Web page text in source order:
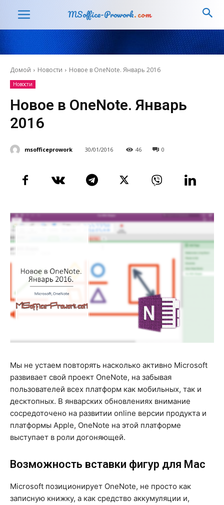
MSoffice-Prowork.com
Домой Новости Новое в OneNote. Январь 2016
Новости
Новое в OneNote. Январь
2016
msofficeprowork 30/01/2016 46 0
Мы не устаем повторять насколько активно Microsoft
развивает свой проект OneNote, на забывая
пользователей всех платформ как мобильных, так и
десктопных. В январских обновлениях внимание
сосредоточено на развитии online версии продукта и
платформы Apple, OneNote на этой платформе
выступает в роли догоняющей.
Возможность вставки фигур для Mac
Microsoft позиционирует OneNote, не просто как
записную книжку, а как средство аккумуляции и,